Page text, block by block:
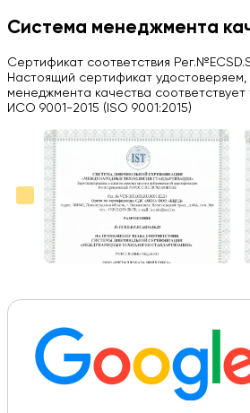
H
03.09.2024
Вся работа выполнена в срок. Всем
Больше отзывов на Google Maps
Система менеджмента
Сертификат соответствия
Настоящий сертификат удостоверяем,
менеджмента качества
ИСО 9001-2015 (ISO 9001:2015)